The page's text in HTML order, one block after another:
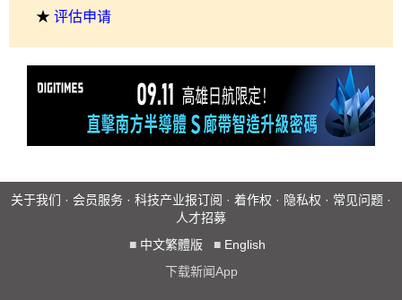
★ 评估申请
关于我们 · 会员服务 · 科技产业报订阅 · 着作权 · 隐私权 · 常见问题 ·
人才招募
■ 中文繁體版 ■ English
下载新闻App